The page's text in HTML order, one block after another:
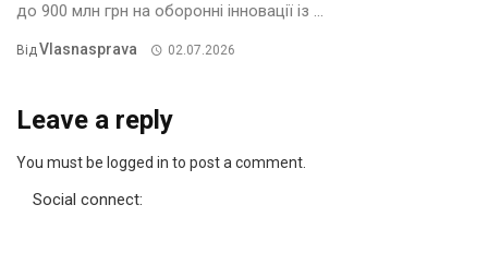
до 900 млн грн на оборонні інновації із ...
ВідVlasnasprava 02.07.2026
Leave a reply
You must be logged in to post a comment.
Social connect: